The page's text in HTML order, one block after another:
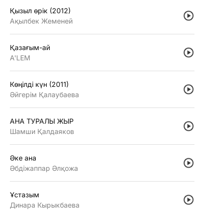
Қызыл өрiк (2012)
Ақылбек Жеменей
Қазағым-ай
A'LEM
Көңiлдi күн (2011)
Әйгерiм Қалаубаева
АНА ТУРАЛЫ ЖЫР
Шамши Қалдаяков
Әке ана
Әбдiжаппар Әлқожа
Ұстазым
Динара Кырыкбаева